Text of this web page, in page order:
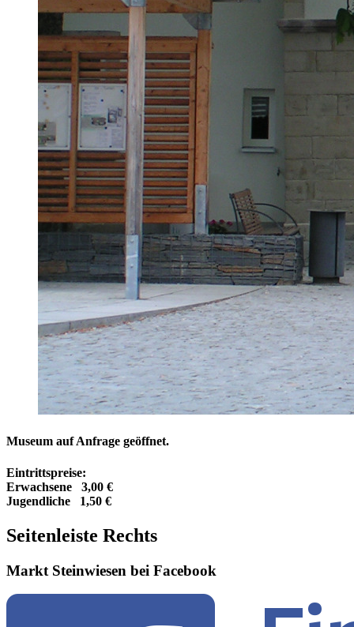
Museum auf Anfrage geöffnet.
Eintrittspreise:
Erwachsene 3,00 €
Jugendliche 1,50 €
Seitenleiste Rechts
Markt Steinwiesen bei Facebook